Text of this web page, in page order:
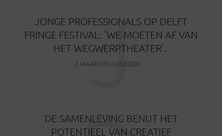
JONGE PROFESSIONALS OP DELFT
FRINGE FESTIVAL: ‘WE MOETEN AF VAN
HET WEGWERPTHEATER’.
2 MAANDEN GELEDEN
J
DE SAMENLEVING BENUT HET
POTENTIEEL VAN CREATIEF